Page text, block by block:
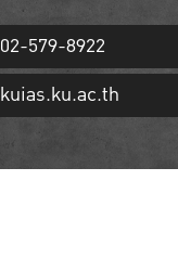
02-579-8922
kuias.ku.ac.th